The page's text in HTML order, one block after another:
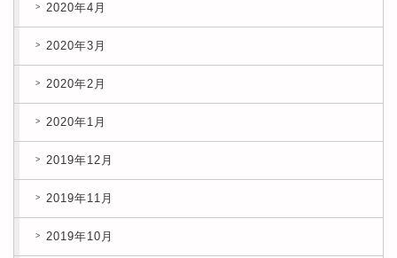
2020年4月
2020年3月
2020年2月
2020年1月
2019年12月
2019年11月
2019年10月